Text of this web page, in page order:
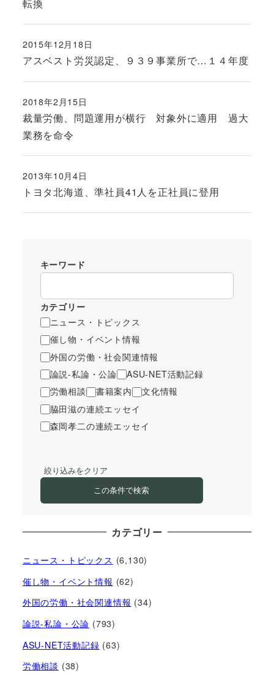
転換
アスベスト労災認定、９３９事業所で…１４年度
投稿日
2015年12月18日
裁量労働、問題運用が横行 対象外に適用 過大
業務を命令
投稿日
2018年2月15日
トヨタ北海道、準社員41人を正社員に登用
投稿日
2013年10月4日
キーワード
カテゴリー
ニュース・トピックス
催し物・イベント情報
外国の労働・社会関連情報
論説-私論・公論
ASU-NET活動記録
労働相談
書籍案内
文化情報
脇田滋の連続エッセイ
森岡孝二の連続エッセイ
絞り込みをクリア
この条件で検索
カテゴリー
ニュース・トピックス (6,130)
催し物・イベント情報 (62)
外国の労働・社会関連情報 (34)
論説-私論・公論 (793)
ASU-NET活動記録 (63)
労働相談 (38)